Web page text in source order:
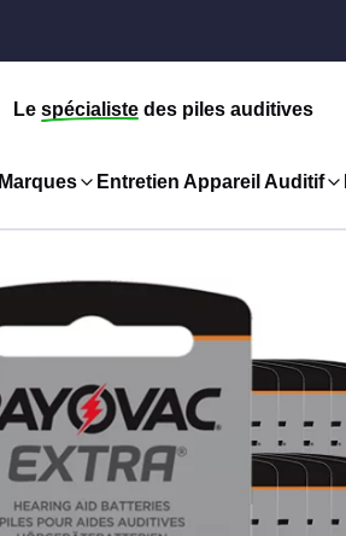
Le spécialiste des piles auditives
Marques Entretien Appareil Auditif